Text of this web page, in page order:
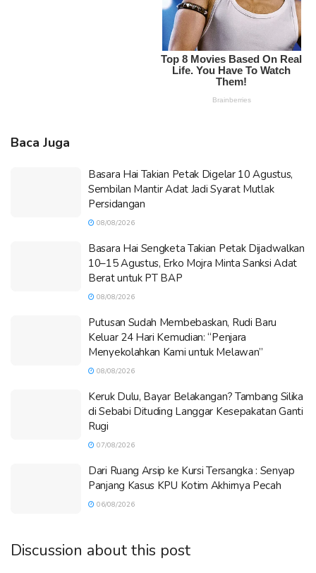
Baca Juga
Basara Hai Takian Petak Digelar 10 Agustus,
Sembilan Mantir Adat Jadi Syarat Mutlak
Persidangan
08/08/2026
Basara Hai Sengketa Takian Petak Dijadwalkan
10–15 Agustus, Erko Mojra Minta Sanksi Adat
Berat untuk PT BAP
08/08/2026
Putusan Sudah Membebaskan, Rudi Baru
Keluar 24 Hari Kemudian: “Penjara
Menyekolahkan Kami untuk Melawan”
08/08/2026
Keruk Dulu, Bayar Belakangan? Tambang Silika
di Sebabi Dituding Langgar Kesepakatan Ganti
Rugi
07/08/2026
Dari Ruang Arsip ke Kursi Tersangka : Senyap
Panjang Kasus KPU Kotim Akhirnya Pecah
06/08/2026
Discussion about this post